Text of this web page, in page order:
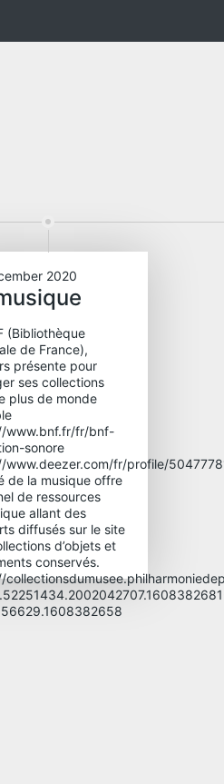
2020
(Bibliothèque
de France),
présente pour
ses collections
plus de monde
www.bnf.fr/fr/bnf-
sonore
www.deezer.com/fr/profile/
de la musique offre
de ressources
allant des
diffusés sur le site
d’objets et
conservés.